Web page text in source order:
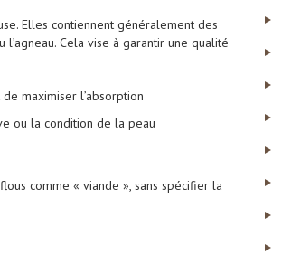
Elles contiennent généralement des
Cela vise à garantir une qualité
maximiser l’absorption
ou la condition de la peau
comme « viande », sans spécifier la